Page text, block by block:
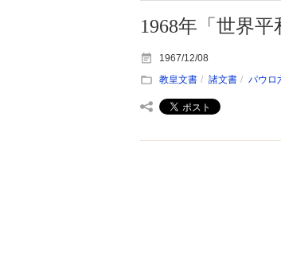
1968年「世界
1967/12/08
教皇文書
諸文書 パウロ